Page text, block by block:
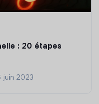
: 20 étapes
juin 2023